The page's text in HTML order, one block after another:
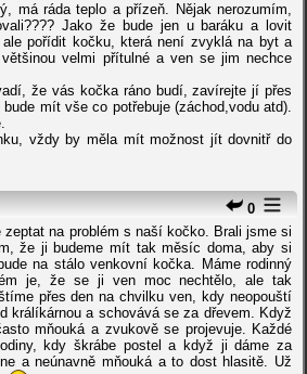
má ráda teplo a přízeň. Nějak nerozumím,
Jako že bude jen u baráku a lovit
pořídit kočku, která není zvyklá na byt a
velmi přítulné a ven se jim nechce
že vás kočka ráno budí, zavírejte jí přes
mít vše co potřebuje (záchod,vodu atd).
vždy by měla mít možnost jít dovnitř do
0
zeptat na problém s naší kočko. Brali jsme si
že ji budeme mít tak měsíc doma, aby si
na stálo venkovní kočka. Máme rodinný
je, že se ji ven moc nechtělo, ale tak
přes den na chvilku ven, kdy neopouští
králíkárnou a schovává se za dřevem. Když
mňouká a zvukově se projevuje. Každé
kdy škrábe postel a když ji dáme za
a neúnavně mňouká a to dost hlasitě. Už